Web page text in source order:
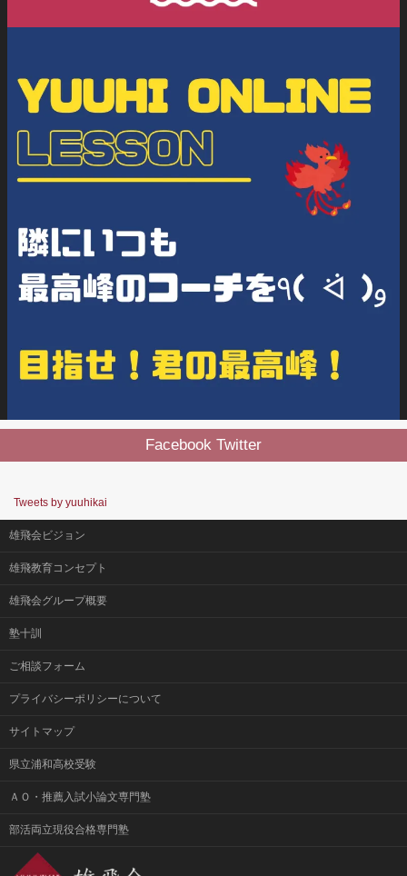
Facebook Twitter
Tweets by yuuhikai
雄飛会ビジョン
雄飛教育コンセプト
雄飛会グループ概要
塾十訓
ご相談フォーム
プライバシーポリシーについて
サイトマップ
県立浦和高校受験
ＡＯ・推薦入試小論文専門塾
部活両立現役合格専門塾